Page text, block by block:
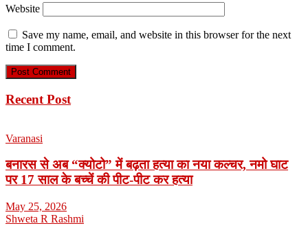
Website
Save my name, email, and website in this browser for the next
time I comment.
Recent Post
Varanasi
बनारस से अब “क्योटो” में बढ़ता हत्या का नया कल्चर, नमो घाट
पर 17 साल के बच्चें की पीट-पीट कर हत्या
May 25, 2026
Shweta R Rashmi